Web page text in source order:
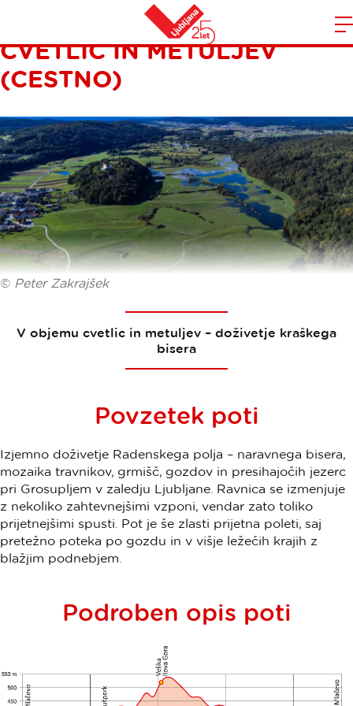
Domov
GROSUPLJE: V OBJEMU
CVETLIC IN METULJEV
(CESTNO)
© Peter Zakrajšek
V objemu cvetlic in metuljev – doživetje kraškega
bisera
Povzetek poti
Izjemno doživetje Radenskega polja – naravnega bisera,
mozaika travnikov, grmišč, gozdov in presihajočih jezerc
pri Grosupljem v zaledju Ljubljane. Ravnica se izmenjuje
z nekoliko zahtevnejšimi vzponi, vendar zato toliko
prijetnejšimi spusti. Pot je še zlasti prijetna poleti, saj
pretežno poteka po gozdu in v višje ležečih krajih z
blažjim podnebjem.
Podroben opis poti